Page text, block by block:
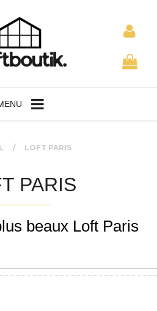
LOFT PARIS
PARIS
beaux Loft Paris